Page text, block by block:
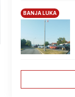
BANJA LUKA